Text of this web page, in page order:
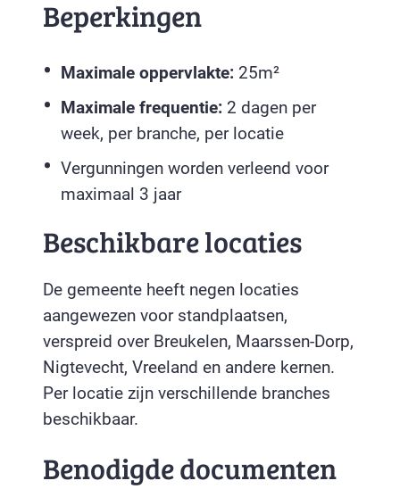
Beperkingen
Maximale oppervlakte: 25m²
Maximale frequentie: 2 dagen per
week, per branche, per locatie
Vergunningen worden verleend voor
maximaal 3 jaar
Beschikbare locaties
De gemeente heeft negen locaties
aangewezen voor standplaatsen,
verspreid over Breukelen, Maarssen-Dorp,
Nigtevecht, Vreeland en andere kernen.
Per locatie zijn verschillende branches
beschikbaar.
Benodigde documenten